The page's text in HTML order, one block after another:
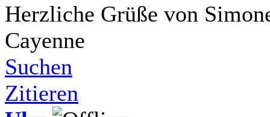
Herzliche Grüße von
Cayenne
Suchen
Zitieren